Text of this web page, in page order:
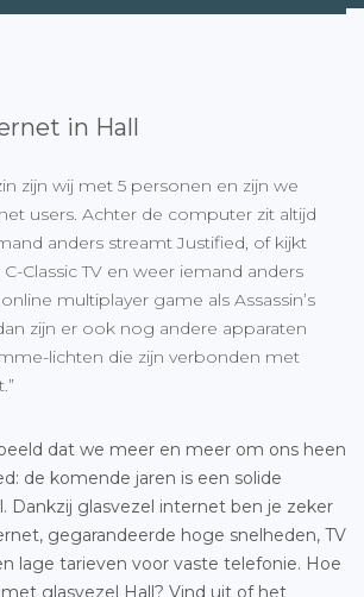
in Hall
zijn wij met 5 personen en zijn we
users. Achter de computer zit altijd
anders streamt Justified, of kijkt
Classic TV en weer iemand anders
multiplayer game als Assassin’s
zijn er ook nog andere apparaten
lichten die zijn verbonden met
dat we meer en meer om ons heen
de komende jaren is een solide
Dankzij glasvezel internet ben je zeker
gegarandeerde hoge snelheden, TV
lage tarieven voor vaste telefonie. Hoe
met glasvezel Hall? Vind uit of het